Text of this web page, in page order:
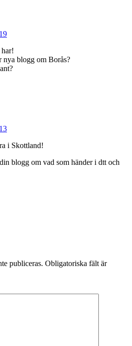
nya blogg om Borås?
i Skottland!
blogg om vad som händer i dtt och
publiceras. Obligatoriska fält är